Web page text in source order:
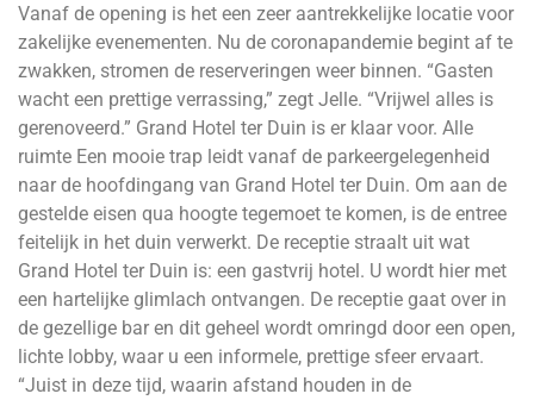
Vanaf de opening is het een zeer aantrekkelijke locatie voor
zakelijke evenementen. Nu de coronapandemie begint af te
zwakken, stromen de reserveringen weer binnen. “Gasten
wacht een prettige verrassing,” zegt Jelle. “Vrijwel alles is
gerenoveerd.” Grand Hotel ter Duin is er klaar voor. Alle
ruimte Een mooie trap leidt vanaf de parkeergelegenheid
naar de hoofdingang van Grand Hotel ter Duin. Om aan de
gestelde eisen qua hoogte tegemoet te komen, is de entree
feitelijk in het duin verwerkt. De receptie straalt uit wat
Grand Hotel ter Duin is: een gastvrij hotel. U wordt hier met
een hartelijke glimlach ontvangen. De receptie gaat over in
de gezellige bar en dit geheel wordt omringd door een open,
lichte lobby, waar u een informele, prettige sfeer ervaart.
“Juist in deze tijd, waarin afstand houden in de